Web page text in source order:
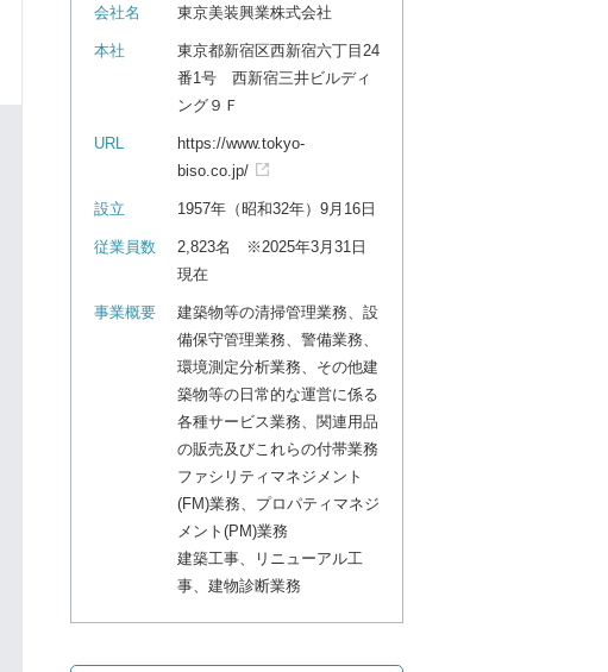
会社名 東京美装興業株式会社
本社
東京都新宿区西新宿六丁目24
番1号 西新宿三井ビルディ
ング９Ｆ
URL
https://www.tokyo-
biso.co.jp/
設立 1957年（昭和32年）9月16日
従業員数
2,823名 ※2025年3月31日
現在
事業概要
建築物等の清掃管理業務、設
備保守管理業務、警備業務、
環境測定分析業務、その他建
築物等の日常的な運営に係る
各種サービス業務、関連用品
の販売及びこれらの付帯業務
ファシリティマネジメント
(FM)業務、プロパティマネジ
メント(PM)業務
建築工事、リニューアル工
事、建物診断業務